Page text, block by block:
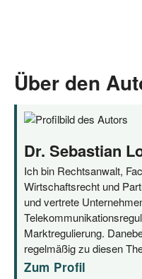
Über den
Dr. Sebastian
Ich bin Rechtsanwalt,
Wirtschaftsrecht und
und vertrete
Marktregulierung.
regelmäßig zu diesen
Zum Profil